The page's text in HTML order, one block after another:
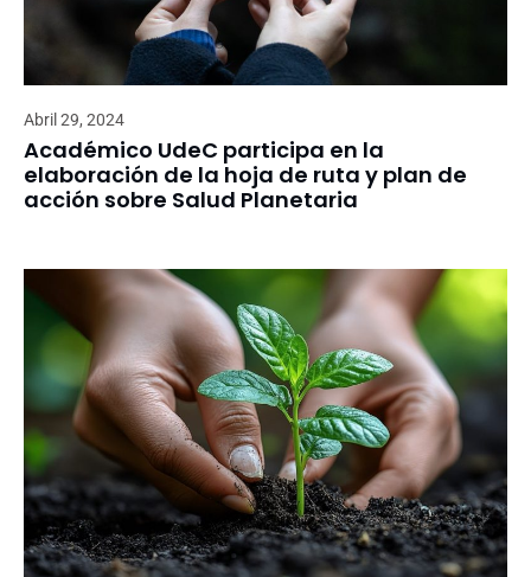
Abril 29, 2024
Académico UdeC participa en la
elaboración de la hoja de ruta y plan de
acción sobre Salud Planetaria